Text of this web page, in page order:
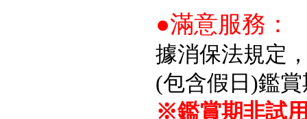
●滿意服務：
據消保法規定
(包含假日)鑑
※鑑賞期非試